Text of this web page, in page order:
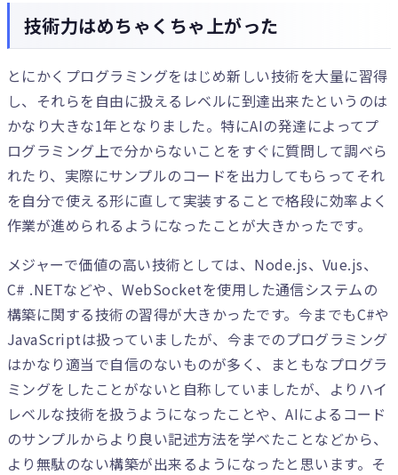
技術力はめちゃくちゃ上がった
とにかくプログラミングをはじめ新しい技術を大量に習得
し、それらを自由に扱えるレベルに到達出来たというのは
かなり大きな1年となりました。特にAIの発達によってプ
ログラミング上で分からないことをすぐに質問して調べら
れたり、実際にサンプルのコードを出力してもらってそれ
を自分で使える形に直して実装することで格段に効率よく
作業が進められるようになったことが大きかったです。
メジャーで価値の高い技術としては、Node.js、Vue.js、
C# .NETなどや、WebSocketを使用した通信システムの
構築に関する技術の習得が大きかったです。今までもC#や
JavaScriptは扱っていましたが、今までのプログラミング
はかなり適当で自信のないものが多く、まともなプログラ
ミングをしたことがないと自称していましたが、よりハイ
レベルな技術を扱うようになったことや、AIによるコード
のサンプルからより良い記述方法を学べたことなどから、
より無駄のない構築が出来るようになったと思います。そ